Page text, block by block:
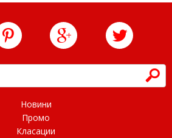
h
Новини
Промо
Класации